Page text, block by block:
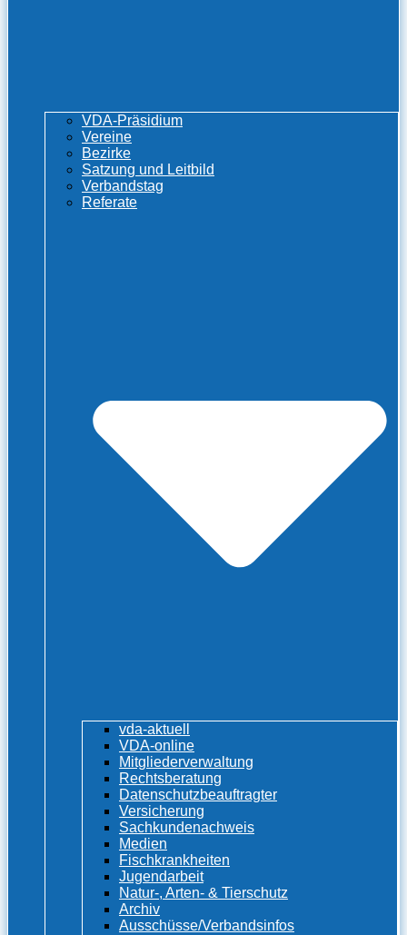
VDA-Präsidium
Vereine
Bezirke
Satzung und Leitbild
Verbandstag
Referate
vda-aktuell
VDA-online
Mitgliederverwaltung
Rechtsberatung
Datenschutzbeauftragter
Versicherung
Sachkundenachweis
Medien
Fischkrankheiten
Jugendarbeit
Natur-, Arten- & Tierschutz
Archiv
Ausschüsse/Verbandsinfos